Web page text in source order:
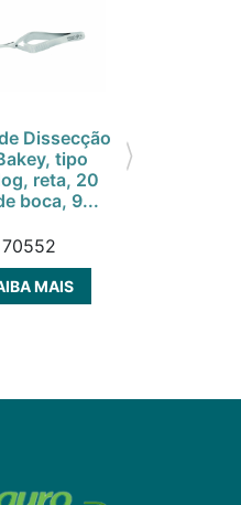
Dissecção
tipo
reta, 20
boca, 9...
70552
MAIS